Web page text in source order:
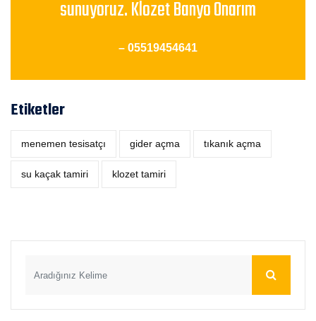
sunuyoruz. Klozet Banyo Onarım
– 05519454641
Etiketler
menemen tesisatçı ‎gider açma tıkanık açma
su kaçak tamiri klozet tamiri